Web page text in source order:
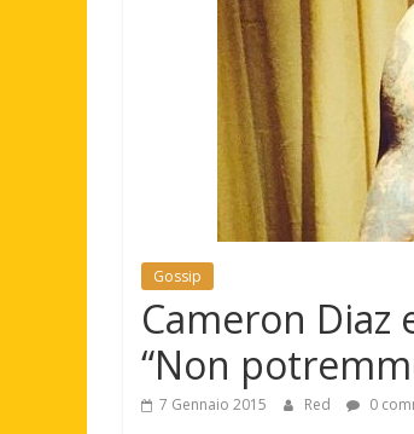
Gossip
Cameron Diaz
“Non
7 Gennaio 2015 Red 0